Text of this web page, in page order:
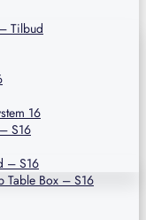
Tilbud
16
S16
– S16
Table Box – S16